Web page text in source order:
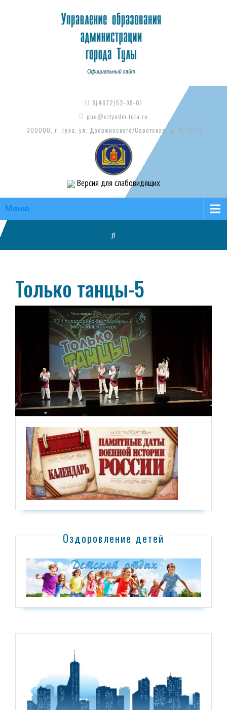
8(4872)52-98-01
guo@cityadm.tula.ru
300000, г. Тула, ул. Дзержинского/Советская, д. 15-17/73
Версия для слабовидящих
Меню
Только танцы-5
Оздоровление детей